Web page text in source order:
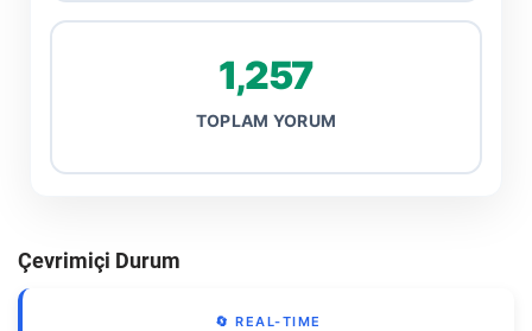
1,257
TOPLAM YORUM
Çevrimiçi Durum
🔄 REAL-TIME